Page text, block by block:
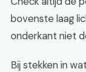
bovenste laag
onderkant niet
Bij stekken in